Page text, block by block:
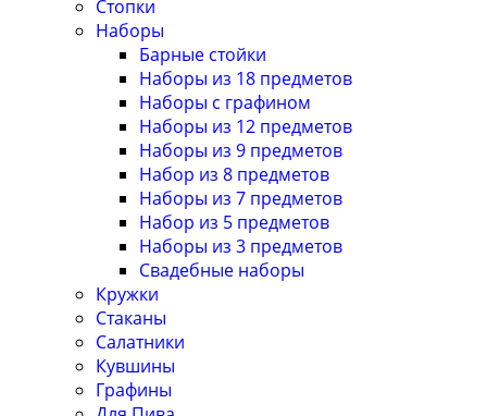
Стопки
Наборы
Барные стойки
Наборы из 18 предметов
Наборы с графином
Наборы из 12 предметов
Наборы из 9 предметов
Набор из 8 предметов
Наборы из 7 предметов
Набор из 5 предметов
Наборы из 3 предметов
Свадебные наборы
Кружки
Стаканы
Салатники
Кувшины
Графины